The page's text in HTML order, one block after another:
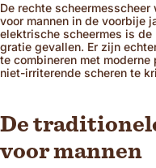
De rechte
voor mannen in de voorbije
elektrische scheermes is
gratie gevallen. Er zijn
te combineren met
niet-irriterende scheren te
De
voor mannen